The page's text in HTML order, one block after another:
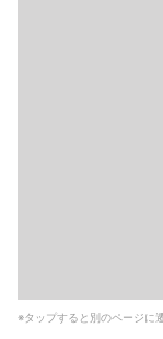
※タップすると別のページに